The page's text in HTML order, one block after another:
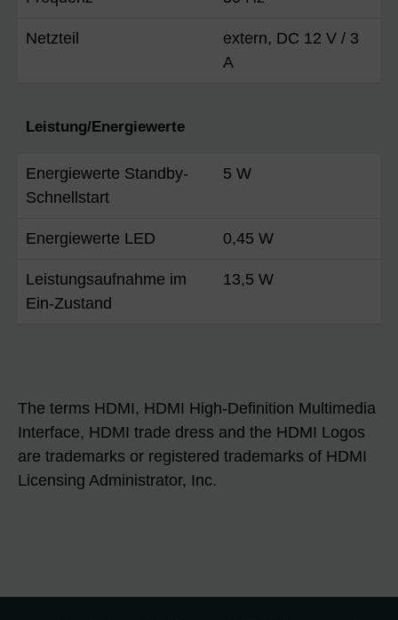
Netzteil
extern, DC 12 V / 3
A
Leistung/Energiewerte
Energiewerte Standby-
Schnellstart
5 W
Energiewerte LED 0,45 W
Leistungsaufnahme im
Ein-Zustand
13,5 W
The terms HDMI, HDMI High-Definition Multimedia
Interface, HDMI trade dress and the HDMI Logos
are trademarks or registered trademarks of HDMI
Licensing Administrator, Inc.